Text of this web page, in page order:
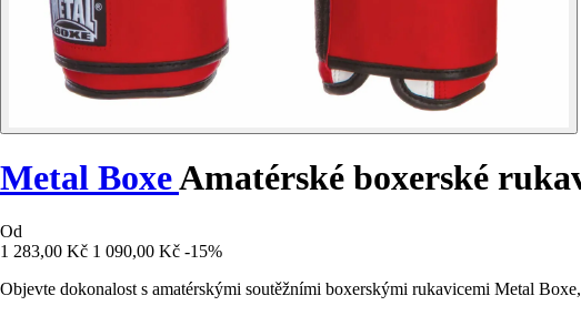
Metal BoxeAmatérské boxerské
Od
1 283,00 Kč 1 090,00 Kč -15%
Objevte dokonalost s amatérskými soutěžními boxerskými rukavicemi Metal